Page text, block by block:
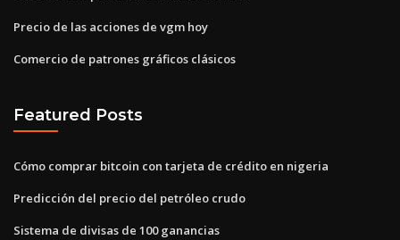
Precio de las acciones de vgm hoy
Comercio de patrones gráficos clásicos
Featured Posts
Cómo comprar bitcoin con tarjeta de crédito en nigeria
Predicción del precio del petróleo crudo
Sistema de divisas de 100 ganancias